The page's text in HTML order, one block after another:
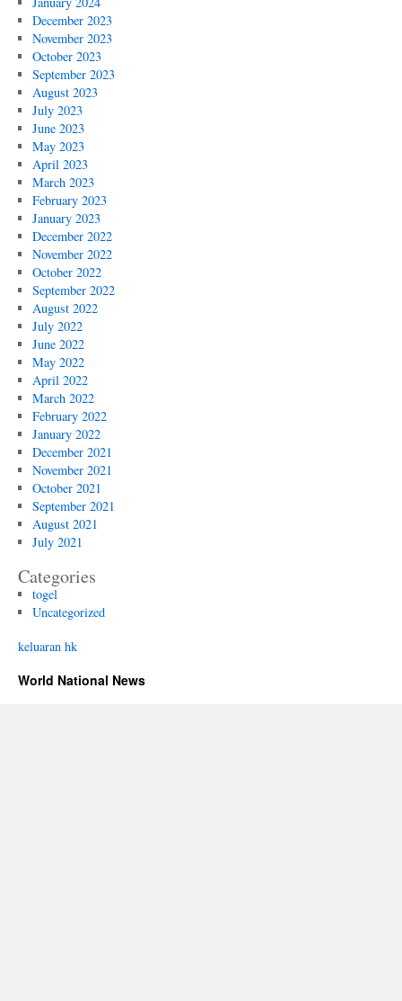
December 2023
November 2023
October 2023
September 2023
August 2023
July 2023
June 2023
May 2023
April 2023
March 2023
February 2023
January 2023
December 2022
November 2022
October 2022
September 2022
August 2022
July 2022
June 2022
May 2022
April 2022
March 2022
February 2022
January 2022
December 2021
November 2021
October 2021
September 2021
August 2021
July 2021
Categories
togel
Uncategorized
keluaran hk
World National News